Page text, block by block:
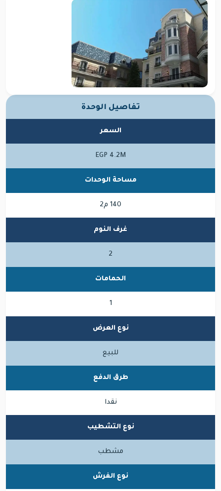
تفاصيل الوحدة
السعر
EGP 4.2M
مساحة الوحدات
140 م2
غرف النوم
2
الحمامات
1
نوع العرض
للبيع
طرق الدفع
نقدا
نوع التشطيب
مشطب
نوع الفرش